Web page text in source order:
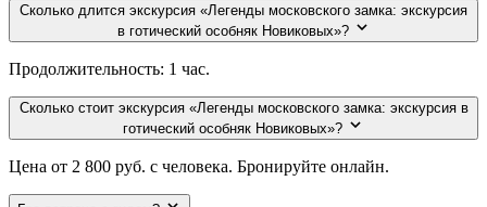
Сколько длится экскурсия «Легенды московского замка: экскурсия
в готический особняк Новиковых»?
Продолжительность: 1 час.
Сколько стоит экскурсия «Легенды московского замка: экскурсия в
готический особняк Новиковых»?
Цена от 2 800 руб. с человека. Бронируйте онлайн.